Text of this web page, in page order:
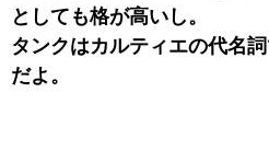
としても格が高いし。
タンクはカルティエの代名
だよ。